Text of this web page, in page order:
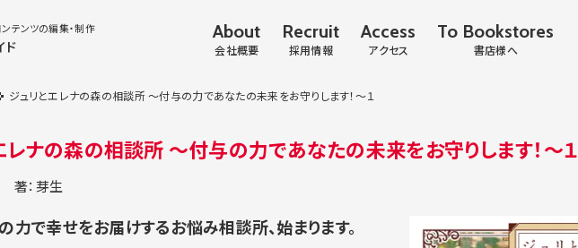
テンツの編集・制作
ド
About
会社概要
Recruit
採用情報
Access
アクセス
To Bookstores
書店様へ
ジュリとエレナの森の相談所 ～付与の力であなたの未来をお守りします！～１
レナの森の相談所 ～付与の力であなたの未来をお守りします！～１
著：芽生
力で幸せをお届けするお悩み相談所、始まります。